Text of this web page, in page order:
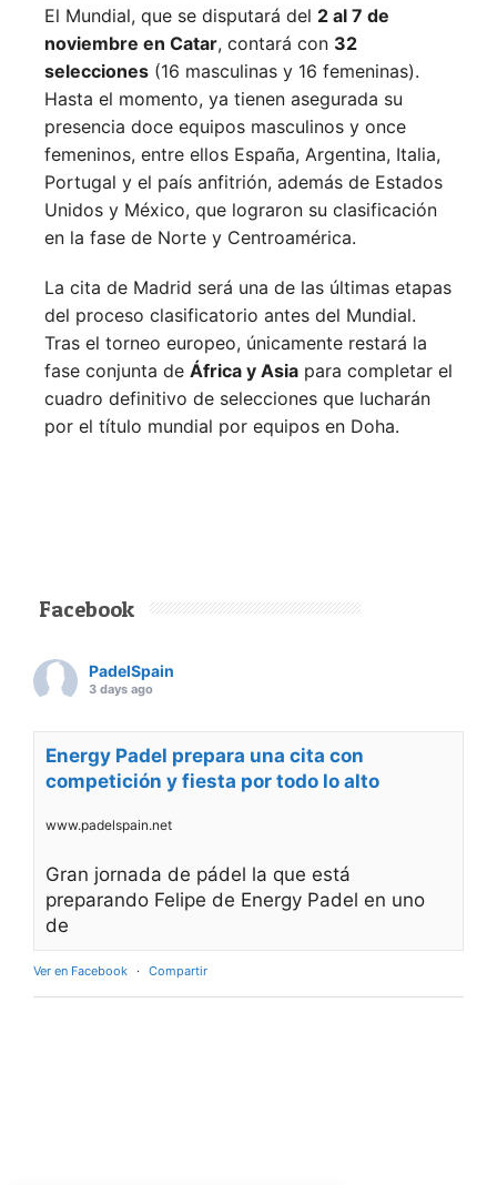
El Mundial, que se disputará del 2 al 7 de
noviembre en Catar, contará con 32
selecciones (16 masculinas y 16 femeninas).
Hasta el momento, ya tienen asegurada su
presencia doce equipos masculinos y once
femeninos, entre ellos España, Argentina, Italia,
Portugal y el país anfitrión, además de Estados
Unidos y México, que lograron su clasificación
en la fase de Norte y Centroamérica.
La cita de Madrid será una de las últimas etapas
del proceso clasificatorio antes del Mundial.
Tras el torneo europeo, únicamente restará la
fase conjunta de África y Asia para completar el
cuadro definitivo de selecciones que lucharán
por el título mundial por equipos en Doha.
Facebook
PadelSpain
3 days ago
Energy Padel prepara una cita con
competición y fiesta por todo lo alto
www.padelspain.net
Gran jornada de pádel la que está
preparando Felipe de Energy Padel en uno
de
Ver en Facebook · Compartir